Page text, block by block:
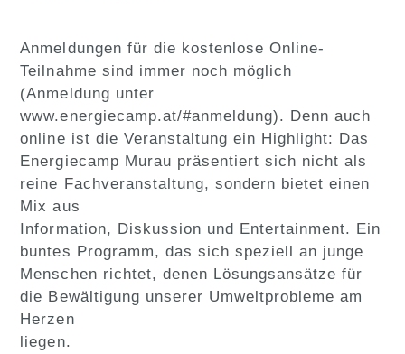
Anmeldungen für die kostenlose Online-
Teilnahme sind immer noch möglich
(Anmeldung unter
www.energiecamp.at/#anmeldung). Denn auch
online ist die Veranstaltung ein Highlight: Das
Energiecamp Murau präsentiert sich nicht als
reine Fachveranstaltung, sondern bietet einen
Mix aus
Information, Diskussion und Entertainment. Ein
buntes Programm, das sich speziell an junge
Menschen richtet, denen Lösungsansätze für
die Bewältigung unserer Umweltprobleme am
Herzen
liegen.